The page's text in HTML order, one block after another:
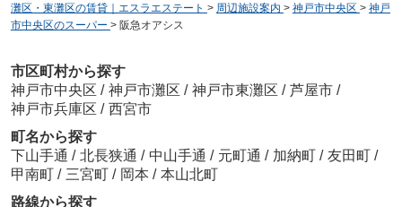
灘区・東灘区の賃貸｜エスラエステート > 周辺施設案内 > 神戸市中央区 > 神戸
市中央区のスーパー > 阪急オアシス
市区町村から探す
神戸市中央区 / 神戸市灘区 / 神戸市東灘区 / 芦屋市 /
神戸市兵庫区 / 西宮市
町名から探す
下山手通 / 北長狭通 / 中山手通 / 元町通 / 加納町 / 友田町 /
甲南町 / 三宮町 / 岡本 / 本山北町
路線から探す